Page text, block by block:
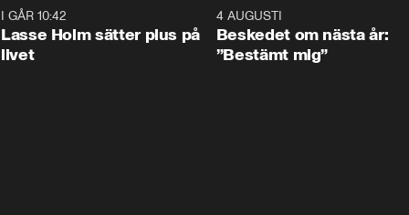
I GÅR 10:42
Lasse Holm sätter plus på
livet
4 AUGUSTI
Beskedet om nästa år:
”Bestämt mig”